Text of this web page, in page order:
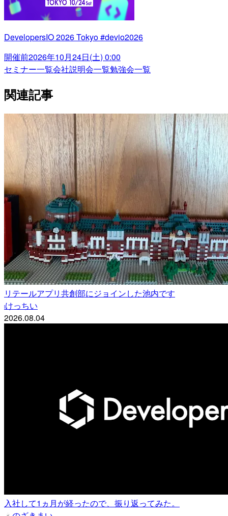
DevelopersIO 2026 Tokyo #devio2026
開催前2026年10月24日(土) 0:00
セミナー一覧会社説明会一覧勉強会一覧
関連記事
リテールアプリ共創部にジョインした池内です
iけっちい
2026.08.04
入社して1ヵ月が経ったので、振り返ってみた。